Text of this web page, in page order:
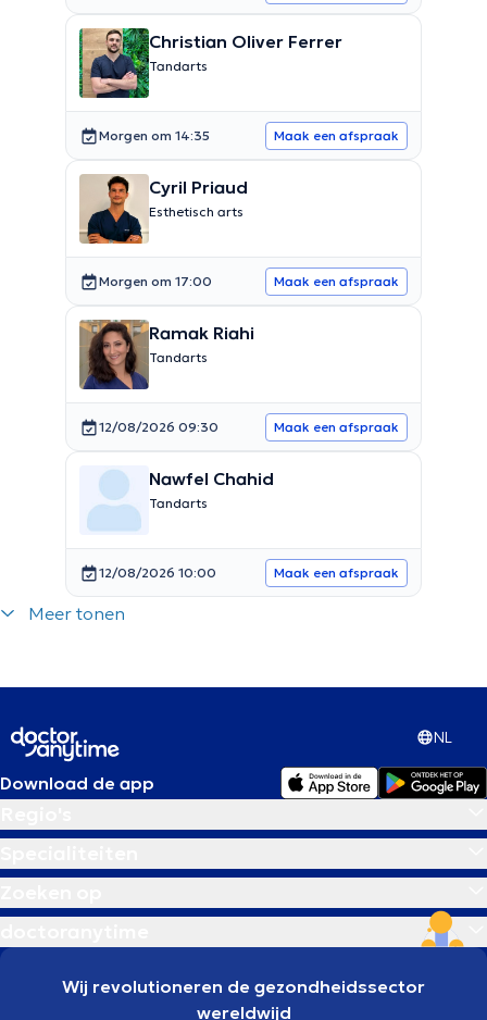
Christian Oliver Ferrer
Tandarts
Morgen om 14:35 Maak een afspraak
Cyril Priaud
Esthetisch arts
Morgen om 17:00 Maak een afspraak
Ramak Riahi
Tandarts
12/08/2026 09:30 Maak een afspraak
Nawfel Chahid
Tandarts
12/08/2026 10:00 Maak een afspraak
Meer tonen
NL
Download de app
Wij revolutioneren de gezondheidssector
wereldwijd